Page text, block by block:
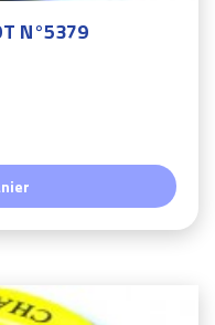
N°5379